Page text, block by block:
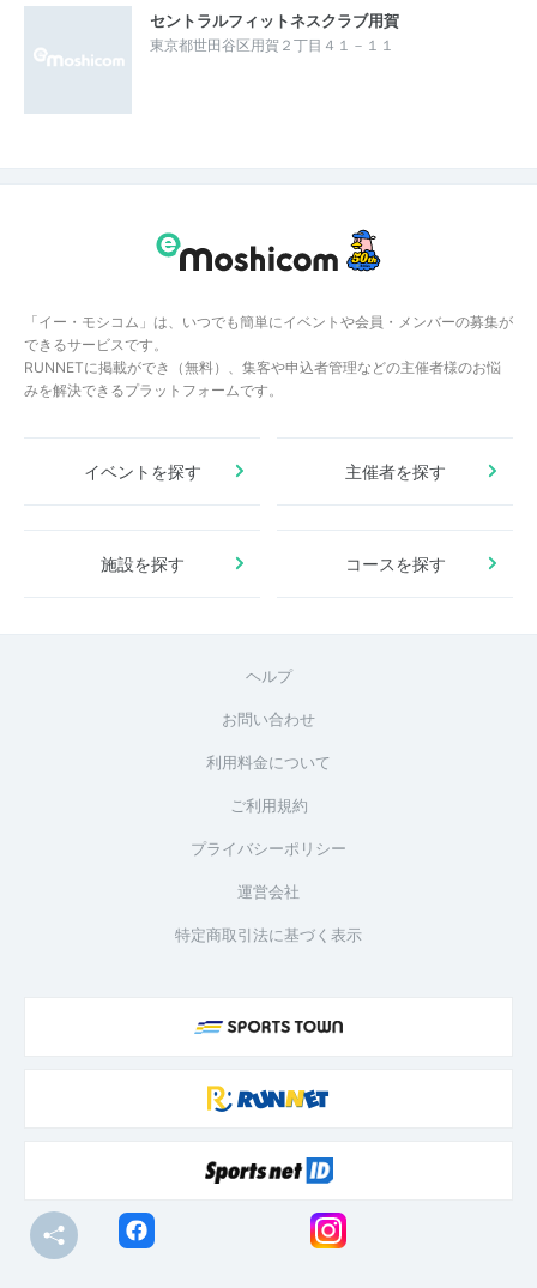
セントラルフィットネスクラブ用賀
東京都世田谷区用賀２丁目４１－１１
「イー・モシコム」は、いつでも簡単にイベントや会員・メンバーの募集が
できるサービスです。
RUNNETに掲載ができ（無料）、集客や申込者管理などの主催者様のお悩
みを解決できるプラットフォームです。
イベントを探す 主催者を探す
施設を探す コースを探す
ヘルプ
お問い合わせ
利用料金について
ご利用規約
プライバシーポリシー
運営会社
特定商取引法に基づく表示